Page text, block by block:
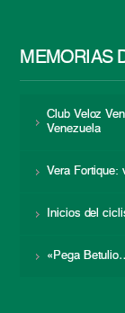
MEMORIAS
Club Veloz
Venezuela
Vera Fortique:
Inicios del
«Pega